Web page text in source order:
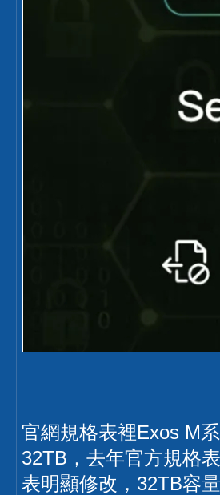
官網規格表裡Exos M
32TB，去年官方規格
表明顯修改，32TB容